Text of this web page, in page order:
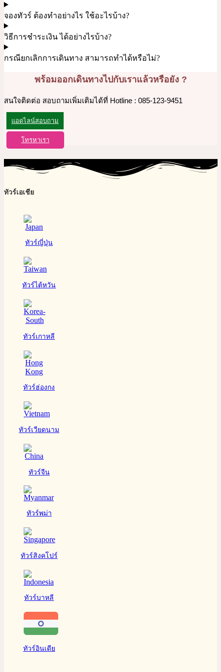
จองทัวร์ ต้องทำอย่างไร ใช้อะไรบ้าง?
วิธีการชำระเงิน ได้อย่างไรบ้าง?
กรณียกเลิกการเดินทาง สามารถทำได้หรือไม่?
พร้อมออกเดินทางไปกับเราแล้วหรือยัง ?
สนใจติดต่อ สอบถามเพิ่มเติมได้ที่ Hotline : 085-123-9451
แอดไลน์สอบถาม
โทรหาเรา
ทัวร์เอเชีย
ทัวร์ญี่ปุ่น
ทัวร์ไต้หวัน
ทัวร์เกาหลี
ทัวร์ฮ่องกง
ทัวร์เวียดนาม
ทัวร์จีน
ทัวร์พม่า
ทัวร์สิงคโปร์
ทัวร์บาหลี
ทัวร์อินเดีย